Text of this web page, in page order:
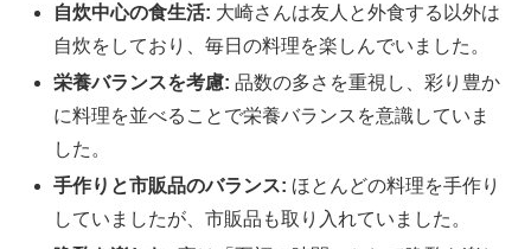
自炊中心の食生活: 大崎さんは友人と外食する以外は
自炊をしており、毎日の料理を楽しんでいました。
栄養バランスを考慮: 品数の多さを重視し、彩り豊か
に料理を並べることで栄養バランスを意識していま
した。
手作りと市販品のバランス: ほとんどの料理を手作り
していましたが、市販品も取り入れていました。